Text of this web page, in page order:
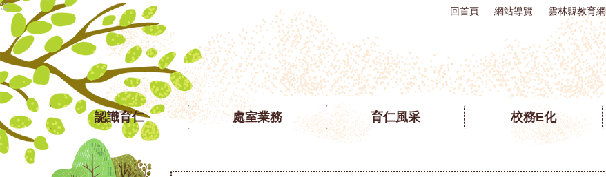
跳到主要內容區塊
::: 回首頁 網站導覽 雲林縣教育網
認識育仁 處室業務 育仁風采 校務E化